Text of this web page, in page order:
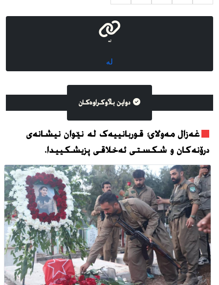
لە
لە
دواین بڵاوکراوه‌کان
غەزال مەولای؛ قوربانییەک لە نێوان نیشانەی
درۆنەکان و شکستی ئەخلاقی پزیشکییدا.